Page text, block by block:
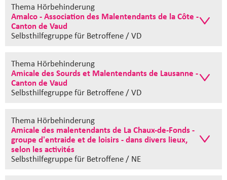
Thema Hörbehinderung
Amalco - Association des Malentendants de la Côte -
Canton de Vaud
Selbsthilfegruppefür Betroffene / VD
Thema Hörbehinderung
Amicale des Sourds et Malentendants de Lausanne -
Canton de Vaud
Selbsthilfegruppefür Betroffene / VD
Thema Hörbehinderung
Amicale des malentendants de La Chaux-de-Fonds -
groupe d'entraide et de loisirs - dans divers lieux,
selon les activités
Selbsthilfegruppefür Betroffene / NE